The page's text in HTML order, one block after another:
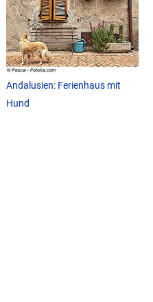
Andalusien: Ferienhaus mit
Hund